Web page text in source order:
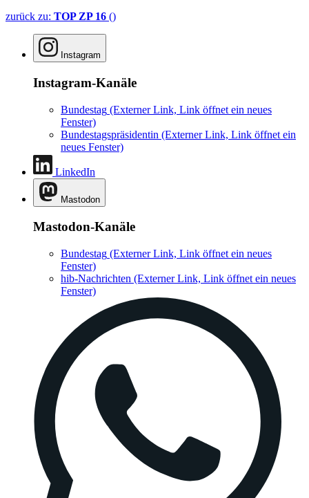
zurück zu: TOP ZP 16 ()
Instagram
Instagram-Kanäle
Bundestag (Externer Link, Link öffnet ein neues
Fenster)
Bundestagspräsidentin (Externer Link, Link öffnet ein
neues Fenster)
LinkedIn
Mastodon
Mastodon-Kanäle
Bundestag (Externer Link, Link öffnet ein neues
Fenster)
hib-Nachrichten (Externer Link, Link öffnet ein neues
Fenster)